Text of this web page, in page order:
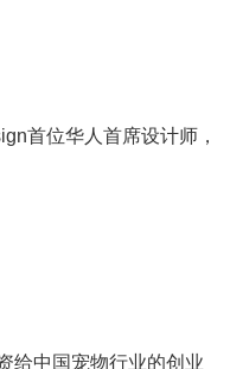
首位华人首席设计师，
给中国宠物行业的创业